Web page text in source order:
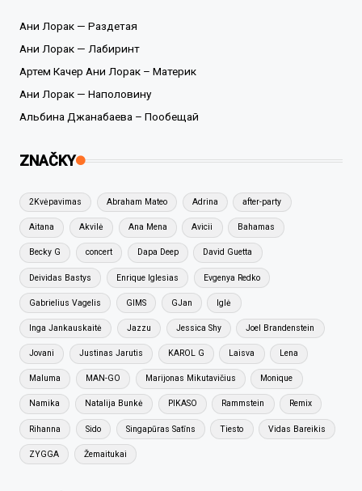
Ани Лорак — Раздетая
Ани Лорак — Лабиринт
Артем Качер Ани Лорак – Материк
Ани Лорак — Наполовину
Альбина Джанабаева – Пообещай
ZNAČKY
2Kvėpavimas Abraham Mateo Adrina after-party
Aitana Akvilė Ana Mena Avicii Bahamas
Becky G concert Dapa Deep David Guetta
Deividas Bastys Enrique Iglesias Evgenya Redko
Gabrielius Vagelis GIMS GJan Iglė
Inga Jankauskaitė Jazzu Jessica Shy Joel Brandenstein
Jovani Justinas Jarutis KAROL G Laisva Lena
Maluma MAN-GO Marijonas Mikutavičius Monique
Namika Natalija Bunkė PIKASO Rammstein Remix
Rihanna Sido Singapūras Satīns Tiesto Vidas Bareikis
ZYGGA Žemaitukai